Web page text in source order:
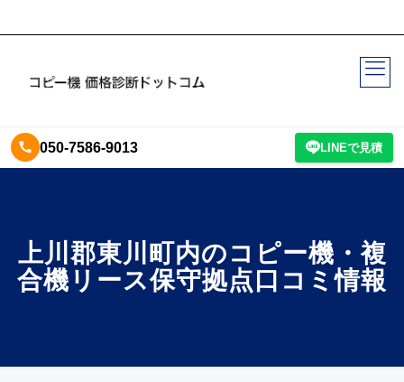
050-7586-9013 LINEで見積
上川郡東川町内のコピー機・複
合機リース保守拠点口コミ情報